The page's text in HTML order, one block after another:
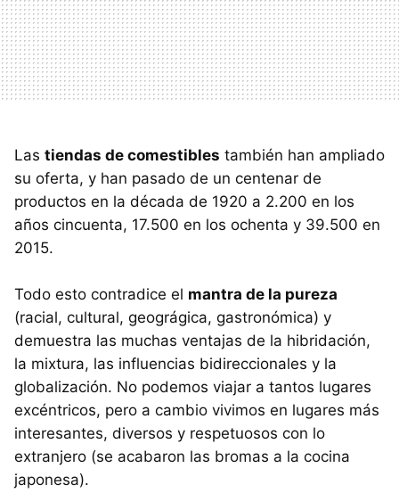
Las tiendas de comestibles también han ampliado
su oferta, y han pasado de un centenar de
productos en la década de 1920 a 2.200 en los
años cincuenta, 17.500 en los ochenta y 39.500 en
2015.
Todo esto contradice el mantra de la pureza
(racial, cultural, geográgica, gastronómica) y
demuestra las muchas ventajas de la hibridación,
la mixtura, las influencias bidireccionales y la
globalización. No podemos viajar a tantos lugares
excéntricos, pero a cambio vivimos en lugares más
interesantes, diversos y respetuosos con lo
extranjero (se acabaron las bromas a la cocina
japonesa).